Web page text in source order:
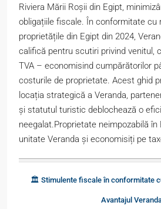
Riviera Mării Roșii din Egipt,
obligațiile fiscale. În conformitate cu
proprietățile din Egipt din 2024,
califică pentru scutiri privind venitul,
TVA – economisind cumpărătorilor
costurile de proprietate. Acest ghid
locația strategică a Veranda,
și statutul turistic deblochează o
neegalat.Proprietate neimpozabilă în
unitate Veranda și economisiți pe
🏛️ Stimulente fiscale în conformitate
Avantajul